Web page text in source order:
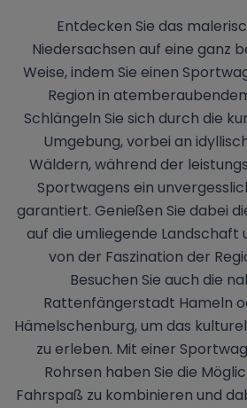
Entdecken Sie das
Niedersachsen auf eine ganz
Weise, indem Sie einen
Region in
Schlängeln Sie sich durch die
Umgebung, vorbei an
Wäldern, während der
Sportwagens ein
garantiert. Genießen Sie dabei
auf die umliegende Landschaft
von der Faszination der
Besuchen Sie auch die
Rattenfängerstadt Hameln
Hämelschenburg, um das
zu erleben. Mit einer
Rohrsen haben Sie die
Fahrspaß zu kombinieren und